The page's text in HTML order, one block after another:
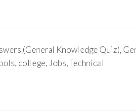
(General Knowledge Quiz),
college, Jobs, Technical